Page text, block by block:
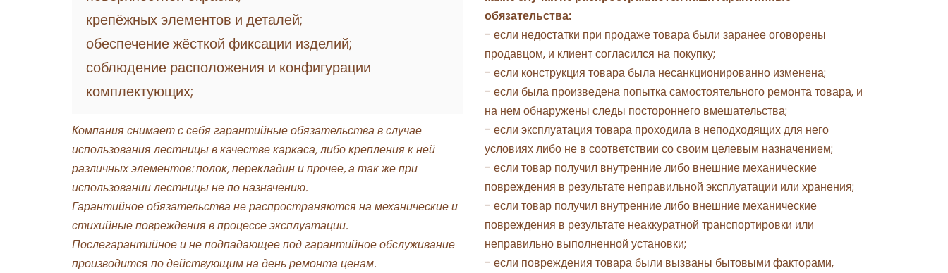
крепёжных элементов и деталей;
обеспечение жёсткой фиксации изделий;
соблюдение расположения и конфигурации
комплектующих;
Компания снимает с себя гарантийные обязательства в случае
использования лестницы в качестве каркаса, либо крепления к ней
различных элементов: полок, перекладин и прочее, а так же при
использовании лестницы не по назначению.
Гарантийное обязательства не распространяются на механические и
стихийные повреждения в процессе эксплуатации.
Послегарантийное и не подпадающее под гарантийное обслуживание
производится по действующим на день ремонта ценам.
обязательства:
- если недостатки при продаже товара были заранее оговорены
продавцом, и клиент согласился на покупку;
- если конструкция товара была несанкционированно изменена;
- если была произведена попытка самостоятельного ремонта товара, и
на нем обнаружены следы постороннего вмешательства;
- если эксплуатация товара проходила в неподходящих для него
условиях либо не в соответствии со своим целевым назначением;
- если товар получил внутренние либо внешние механические
повреждения в результате неправильной эксплуатации или хранения;
- если товар получил внутренние либо внешние механические
повреждения в результате неаккуратной транспортировки или
неправильно выполненной установки;
- если повреждения товара были вызваны бытовыми факторами,